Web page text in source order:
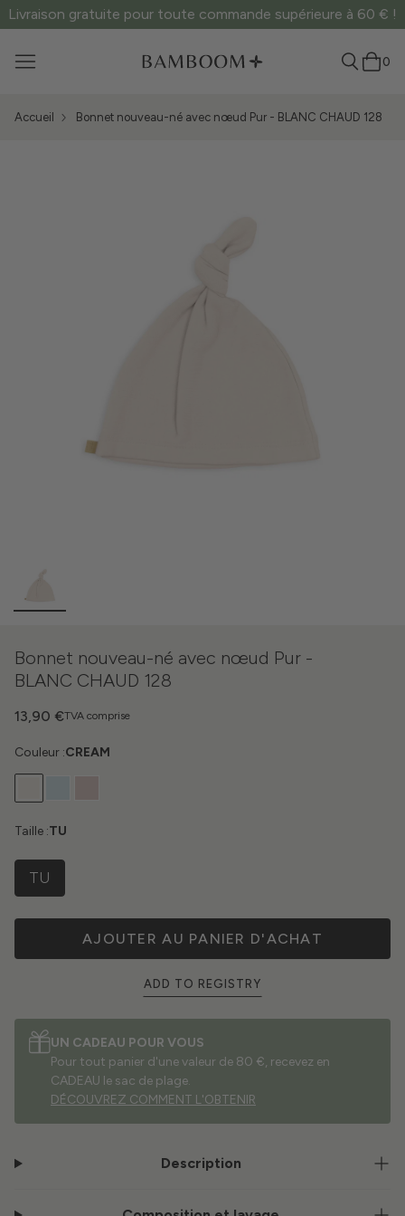
Livraison gratuite pour toute commande supérieure à 60 € !
0
Accueil Bonnet nouveau-né avec nœud Pur - BLANC CHAUD 128
Bonnet nouveau-né avec nœud Pur -
BLANC CHAUD 128
TVA comprise
13,90 €
Couleur :CREAM
Taille :TU
TU
AJOUTER AU PANIER D'ACHAT
ADD TO REGISTRY
UN CADEAU POUR VOUS
Pour tout panier d'une valeur de 80 €, recevez en
CADEAU le sac de plage.
DÉCOUVREZ COMMENT L'OBTENIR
Description